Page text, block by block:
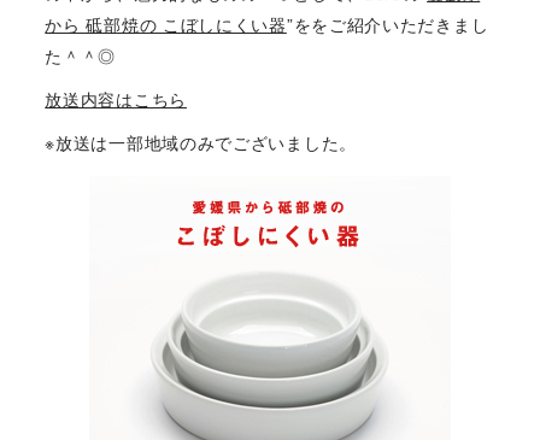
から 砥部焼の こぼしにくい器”ををご紹介いただきまし
た＾＾◎
放送内容はこちら
※放送は一部地域のみでございました。